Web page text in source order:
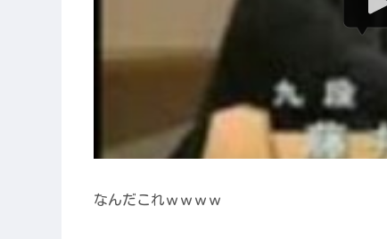
なんだこれｗｗｗｗ